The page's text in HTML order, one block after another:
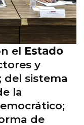
el Estado
y
del sistema
la
de